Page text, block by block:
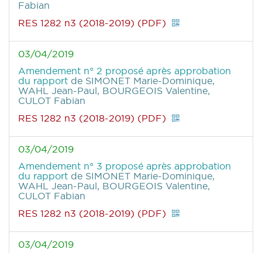
Fabian
RES 1282 n3 (2018-2019) (PDF)
03/04/2019
Amendement n° 2 proposé après approbation
du rapport de SIMONET Marie-Dominique,
WAHL Jean-Paul, BOURGEOIS Valentine,
CULOT Fabian
RES 1282 n3 (2018-2019) (PDF)
03/04/2019
Amendement n° 3 proposé après approbation
du rapport de SIMONET Marie-Dominique,
WAHL Jean-Paul, BOURGEOIS Valentine,
CULOT Fabian
RES 1282 n3 (2018-2019) (PDF)
03/04/2019